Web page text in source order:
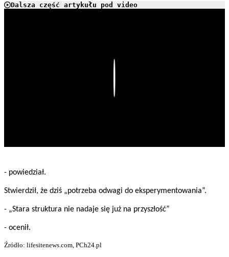
Dalsza część artykułu pod video
- powiedział.
Stwierdził, że dziś „potrzeba odwagi do eksperymentowania”.
- „Stara struktura nie nadaje się już na przyszłość”
- ocenił.
Źródło: lifesitenews.com, PCh24.pl